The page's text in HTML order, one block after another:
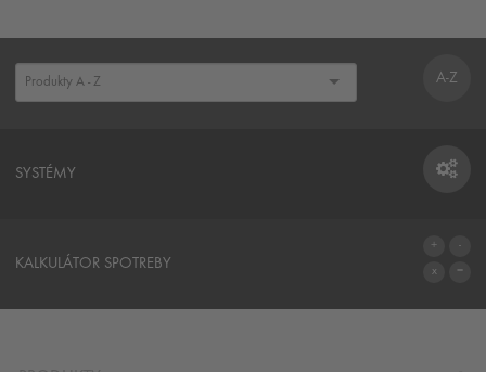
A-Z
SYSTÉMY
KALKULÁTOR SPOTREBY